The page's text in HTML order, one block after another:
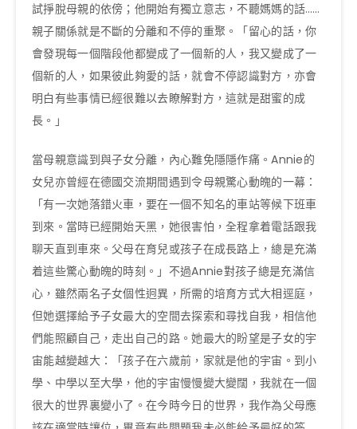
試掙脫母親的依傍；他開始有獨立意志，不聽媽媽的話……
親子關係就是不斷的分離和不停的重聚。「留心的話，你
會發現每一個階段他都變成了一個新的人，我又變成了一
個新的人，如果彼此夠愛的話，就會不停認識對方，亦會
明白有些事情已經很難以去瞭解對方，這就是甜蜜的成
長。」
當母親意識到與子女分離，內心難免隱隱作痛。Annie的
女兒亦曾經在德國交流期間遇到令母親驚心動魄的一幕：
「有一次她落錯火車，要在一個不知名的車站等候下班車
到來。當時已經開始天黑，她很害怕，全程拿着電話跟我
聊天直到車來。父母在育兒或孩子在成長路上，總是充滿
着這些驚心動魄的時刻。」不過Annie對孩子總是充滿信
心，雖然兩名子女個性迥異，所需的培育方式大相逕庭，
但她選擇給予子女最大的空間去探索和尋找自我，相信他
們能照顧自己，走出自己的路。她最大的盼望是子女的宇
宙能越變越大：「孩子在六歲前，家就是他的宇宙。到小
學、中學以至大學，他的宇宙慢慢變大變闊，我就在一個
很大的世界裏變小了。在今時今日的世界，我作為父母應